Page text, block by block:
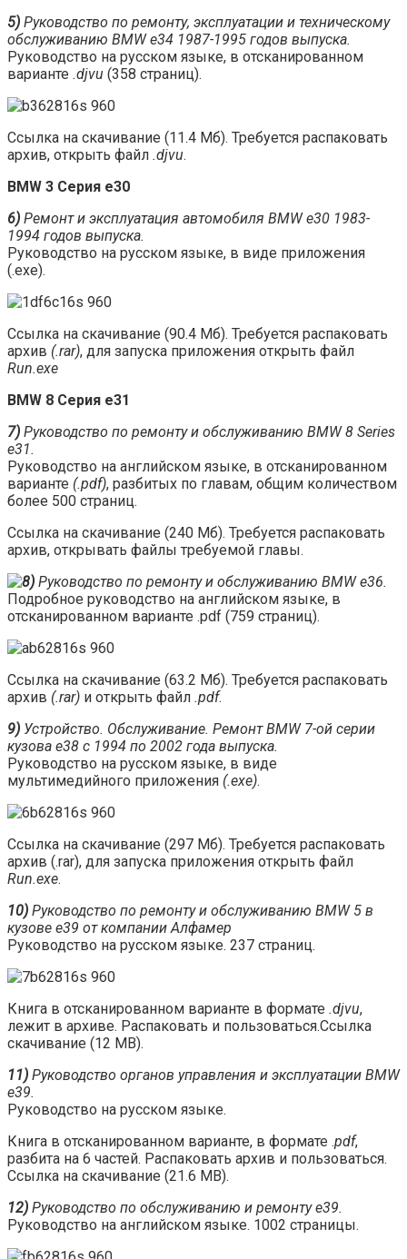
5) Руководство по ремонту, эксплуатации и техническому
обслуживанию BMW e34 1987-1995 годов выпуска.
Руководство на русском языке, в отсканированном
варианте .djvu (358 страниц).
Ссылка на скачивание (11.4 Мб). Требуется распаковать
архив, открыть файл .djvu.
BMW 3 Серия e30
6) Ремонт и эксплуатация автомобиля BMW e30 1983-
1994 годов выпуска.
Руководство на русском языке, в виде приложения
(.exe).
Ссылка на скачивание (90.4 Мб). Требуется распаковать
архив (.rar), для запуска приложения открыть файл
Run.exe
BMW 8 Серия e31
7) Руководство по ремонту и обслуживанию BMW 8 Series
e31.
Руководство на английском языке, в отсканированном
варианте (.pdf), разбитых по главам, общим количеством
более 500 страниц.
Ссылка на скачивание (240 Мб). Требуется распаковать
архив, открывать файлы требуемой главы.
Руководство по ремонту и обслуживанию BMW e36.
Подробное руководство на английском языке, в
отсканированном варианте .pdf (759 страниц).
Ссылка на скачивание (63.2 Мб). Требуется распаковать
архив (.rar) и открыть файл .pdf.
9) Устройство. Обслуживание. Ремонт BMW 7-ой серии
кузова е38 с 1994 по 2002 года выпуска.
Руководство на русском языке, в виде
мультимедийного приложения (.exe).
Ссылка на скачивание (297 Мб). Требуется распаковать
архив (.rar), для запуска приложения открыть файл
Run.exe.
10) Руководство по ремонту и обслуживанию BMW 5 в
кузове е39 от компании Алфамер
Руководство на русском языке. 237 страниц.
Книга в отсканированном варианте в формате .djvu,
лежит в архиве. Распаковать и пользоваться.Ссылка
скачивание (12 МВ).
11) Руководство органов управления и эксплуатации BMW
e39.
Руководство на русском языке.
Книга в отсканированном варианте, в формате .pdf,
разбита на 6 частей. Распаковать архив и пользоваться.
Ссылка на скачивание (21.6 МВ).
12) Руководство по обслуживанию и ремонту е39.
Руководство на английском языке. 1002 страницы.